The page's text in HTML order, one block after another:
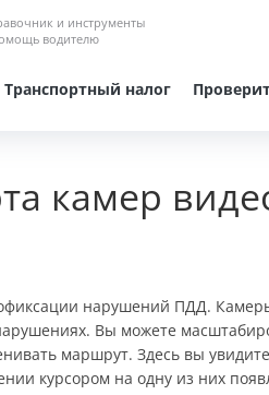
и инструменты
водителю
Транспортный налог
камер
нарушений ПДД.
Вы можете
маршрут. Здесь вы
курсором на одну из них